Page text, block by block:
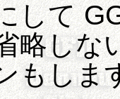
して
略しな
もしま